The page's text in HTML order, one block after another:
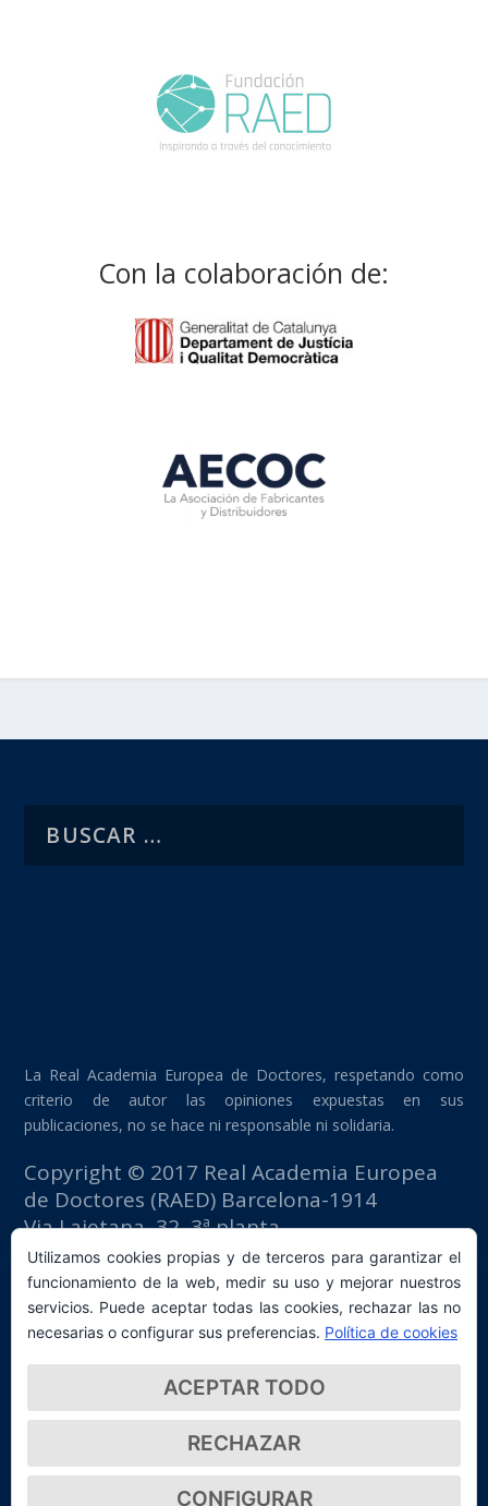
Con la colaboración de:
La Real Academia Europea de Doctores, respetando como
criterio de autor las opiniones expuestas en sus
publicaciones, no se hace ni responsable ni solidaria.
Copyright © 2017 Real Academia Europea
de Doctores (RAED) Barcelona-1914
Via Laietana, 32, 3ª planta
Edificio Fomento del Trabajo
08003 Barcelona (España)
tlf: +34 93 667 40 54
secretaria@raed.academy
Contacto y suscripción Newsletter
Política de privacidad
Utilizamos cookies propias y de terceros para garantizar el
funcionamiento de la web, medir su uso y mejorar nuestros
servicios. Puede aceptar todas las cookies, rechazar las no
necesarias o configurar sus preferencias. Política de cookies
ACEPTAR TODO
RECHAZAR
CONFIGURAR